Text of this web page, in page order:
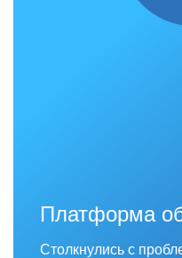
Платформа
Столкнулись с